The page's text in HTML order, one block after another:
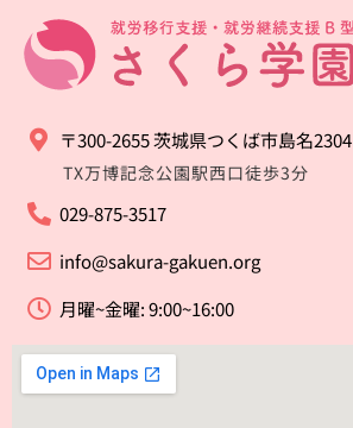
〒300-2655 茨城県つくば市島名2304
TX万博記念公園駅西口徒歩3分
029-875-3517
info@sakura-gakuen.org
月曜~金曜: 9:00~16:00